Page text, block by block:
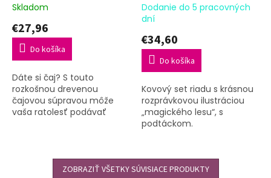
Skladom
€27,96
Do košíka
Dáte si čaj? S touto
rozkošnou drevenou
čajovou súpravou môže
vaša ratolesť podávať
Dodanie do 5 pracovných
dní
€34,60
Do košíka
Kovový set riadu s krásnou
rozprávkovou ilustráciou
„magického lesu“, s
podtáckom.
ZOBRAZIŤ VŠETKY SÚVISIACE PRODUKTY